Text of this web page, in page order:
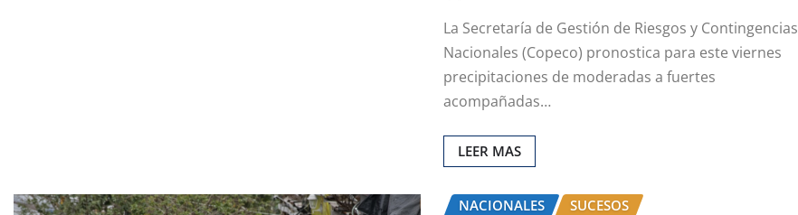
La Secretaría de Gestión de Riesgos y Contingencias
Nacionales (Copeco) pronostica para este viernes
precipitaciones de moderadas a fuertes
acompañadas…
LEER MAS
NACIONALES SUCESOS